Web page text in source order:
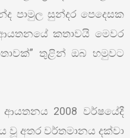
පාමුල සුන්දර පෙදෙසක
කතාවයි මෙවර
තුළින් ඔබ හමුවට
2008 වර්ෂයේදී
අතර වර්තමානය දක්වා